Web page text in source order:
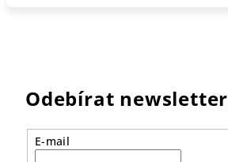
Odebírat newsletter
E-mail